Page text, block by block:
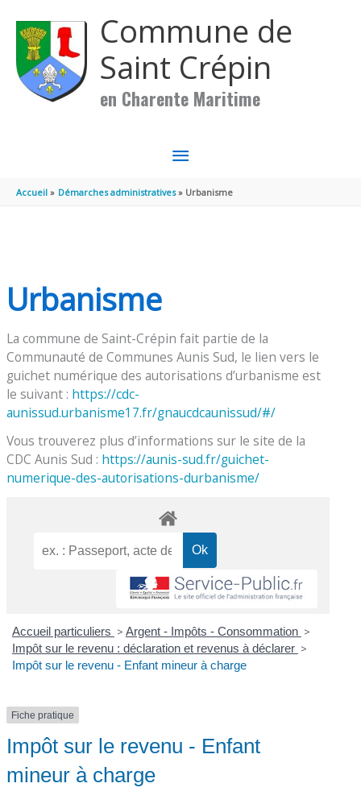
Commune de
Saint Crépin
en Charente Maritime
MENU
PRINCIPAL
Accueil Démarches administratives Urbanisme
Urbanisme
La commune de Saint-Crépin fait partie de la
Communauté de Communes Aunis Sud, le lien vers le
guichet numérique des autorisations d’urbanisme est
le suivant : https://cdc-
aunissud.urbanisme17.fr/gnaucdcaunissud/#/
Vous trouverez plus d’informations sur le site de la
CDC Aunis Sud : https://aunis-sud.fr/guichet-
numerique-des-autorisations-durbanisme/
Accueil particuliers > Argent - Impôts - Consommation >
Impôt sur le revenu : déclaration et revenus à déclarer >
Impôt sur le revenu - Enfant mineur à charge
Fiche pratique
Impôt sur le revenu - Enfant
mineur à charge